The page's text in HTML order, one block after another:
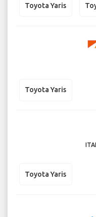
Toyota Yaris
Toyota Yaris
Toyota Yaris